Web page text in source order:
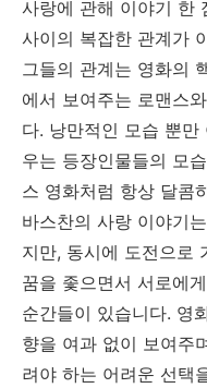
사랑에 관해 이야기 한
사이의 복잡한 관계가
그들의 관계는 영화의
에서 보여주는 로맨스
다. 낭만적인 모습 뿐
우는 등장인물들의 모
스 영화처럼 항상 달콤
바스찬의 사랑 이야기
지만, 동시에 도전으로
꿈을 좇으면서 서로에
순간들이 있습니다. 영
향을 여과 없이 보여주
려야 하는 어려운 선택